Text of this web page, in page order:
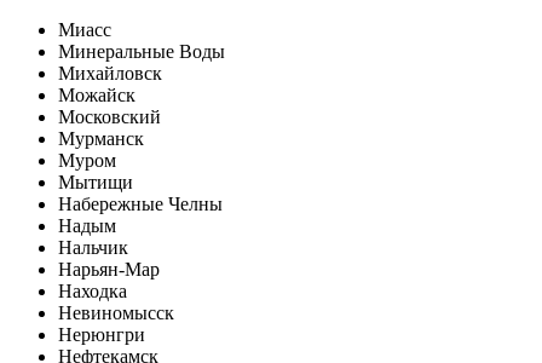
Миасс
Минеральные Воды
Михайловск
Можайск
Московский
Мурманск
Муром
Мытищи
Набережные Челны
Надым
Нальчик
Нарьян-Мар
Находка
Невиномысск
Нерюнгри
Нефтекамск